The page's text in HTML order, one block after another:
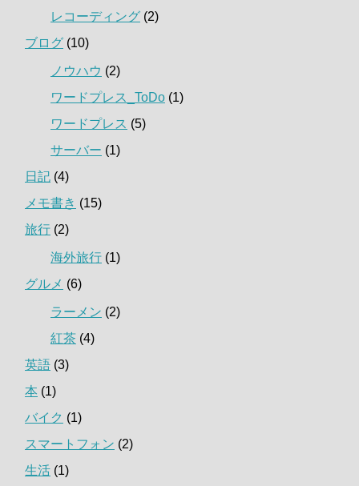
レコーディング (2)
ブログ (10)
ノウハウ (2)
ワードプレス_ToDo (1)
ワードプレス (5)
サーバー (1)
日記 (4)
メモ書き (15)
旅行 (2)
海外旅行 (1)
グルメ (6)
ラーメン (2)
紅茶 (4)
英語 (3)
本 (1)
バイク (1)
スマートフォン (2)
生活 (1)